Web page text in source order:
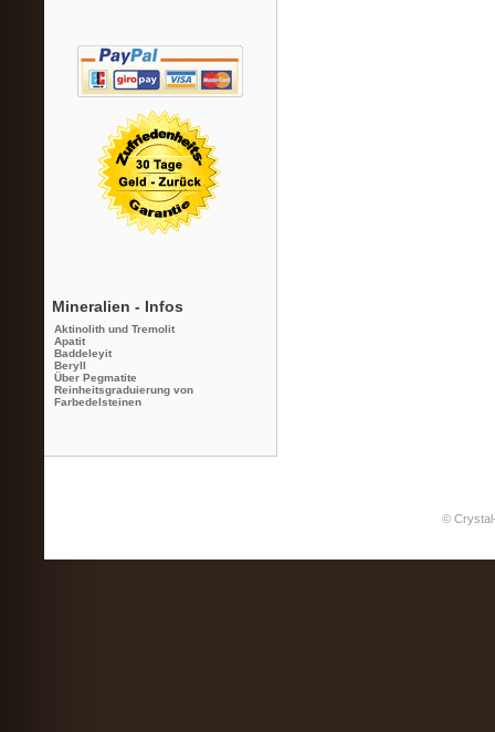
Mineralien - Infos
Aktinolith und Tremolit
Apatit
Baddeleyit
Beryll
Über Pegmatite
Reinheitsgraduierung von
Farbedelsteinen
©